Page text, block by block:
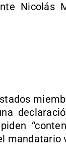
Nicolás
mandatario